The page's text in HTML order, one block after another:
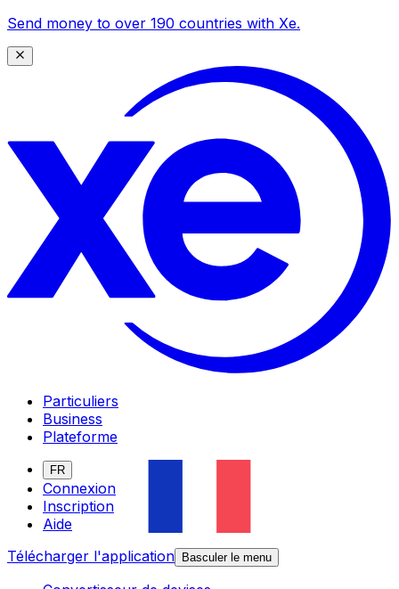
Send money to over 190 countries with Xe.
Particuliers
Business
Plateforme
FR
Connexion
Inscription
Aide
Télécharger l'application
Basculer le menu